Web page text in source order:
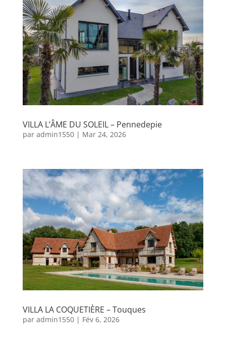
VILLA L’ÂME DU SOLEIL – Pennedepie
par admin1550| Mar 24, 2026
VILLA LA COQUETIÈRE – Touques
par admin1550| Fév 6, 2026